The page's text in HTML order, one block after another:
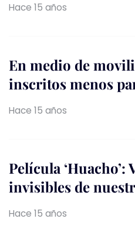
Hace 15 años
En medio de
inscritos menos
Hace 15 años
Película ‘Huacho’:
invisibles de
Hace 15 años